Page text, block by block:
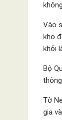
Vào
kho
khỏi
Bộ
Tờ
gia